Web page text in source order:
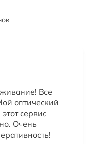
Все
оптический
сервис
Очень